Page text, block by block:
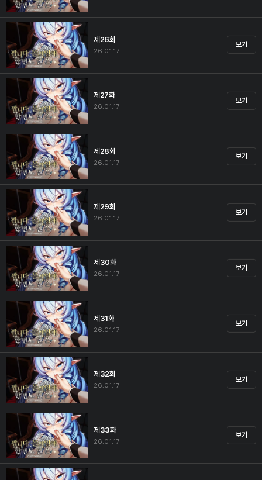
제26화
26.01.17
보기
제27화
26.01.17
보기
제28화
26.01.17
보기
제29화
26.01.17
보기
제30화
26.01.17
보기
제31화
26.01.17
보기
제32화
26.01.17
보기
제33화
26.01.17
보기